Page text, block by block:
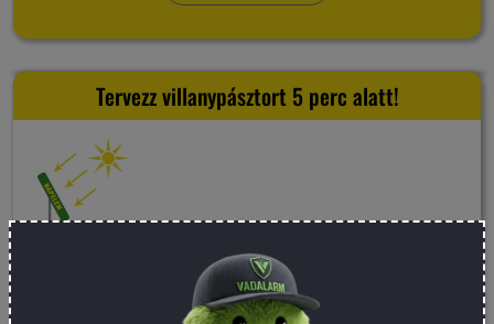
Tervezz villanypásztort 5 perc alatt!